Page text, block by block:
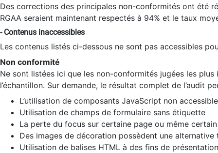
Des corrections des principales non-conformités ont été
RGAA seraient maintenant respectés à 94% et le taux
- Contenus inaccessibles
Les contenus listés ci-dessous ne sont pas accessibles
Non conformité
Ne sont listées ici que les non-conformités jugées les
l’échantillon. Sur demande, le résultat complet de l’audit
L’utilisation de composants JavaScript non
Utilisation de champs de formulaire sans étiquette
La perte du focus sur certaine page ou même
Des images de décoration possèdent une alternative
Utilisation de balises HTML à des fins de